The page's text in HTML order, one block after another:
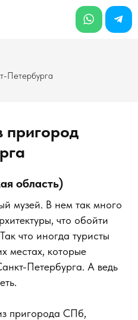
Петербурга
пригород
область)
музей. В нем так много
что обойти
что иногда туристы
местах, которые
Петербурга. А ведь
пригорода СПб,